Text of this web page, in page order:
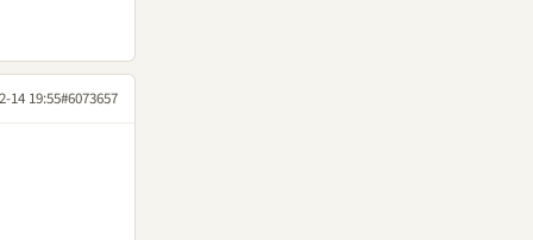
14 19:55#6073657